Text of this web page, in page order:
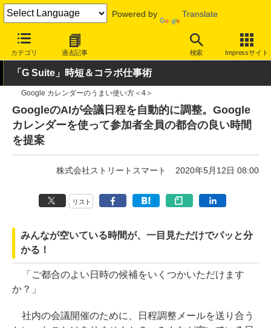
Powered by Translate
カテゴリ 過去記事 検索 Impressサイト
INTERNET Watch トピック
「G Suite」時短＆コラボ仕事術
Google カレンダーのうまい使い方＜4＞
GoogleのAIが会議日程を自動的に調整。Google
カレンダーを使って参加者全員の都合の良い時間
を提案
株式会社ストリートスマート 2020年5月12日 08:00
リスト
みんなが空いている時間が、一目見ただけでパッと分
かる！
「ご都合のよい日時の候補をいくつかいただけます
か？」
社内の会議開催のために、日程調整メールを送り合う